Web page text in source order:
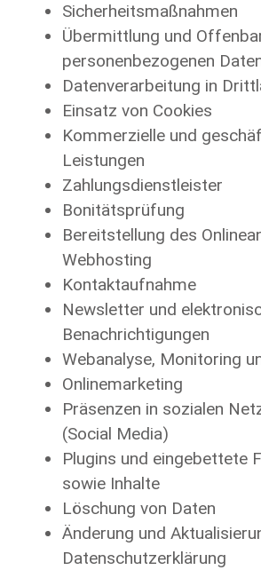
Sicherheitsmaßnahmen
Übermittlung und
personenbezogenen
Datenverarbeitung in
Einsatz von Cookies
Kommerzielle und
Leistungen
Zahlungsdienstleister
Bonitätsprüfung
Bereitstellung des
Webhosting
Kontaktaufnahme
Newsletter und
Benachrichtigungen
Webanalyse, Monitoring
Onlinemarketing
Präsenzen in sozialen
(Social Media)
Plugins und eingebettete
sowie Inhalte
Löschung von Daten
Änderung und
Datenschutzerklärung